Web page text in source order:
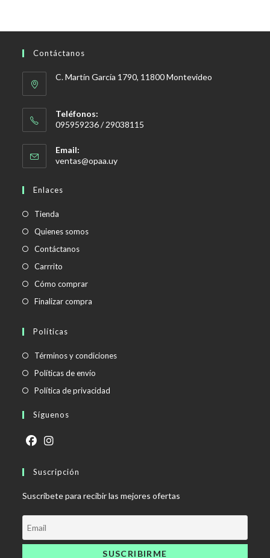
Contáctanos
C. Martín García 1790, 11800 Montevideo
Teléfonos:
095959236 / 29038115
Email:
ventas@opaa.uySe
Enlaces
Tienda
Quienes somos
Contáctanos
Carrrito
Cómo comprar
Finalizar compra
Políticas
Términos y condicionesSe
Políticas de envío
abre
Política de privacidad
Síguenos
abre
una
nueva
pestaña
abre
una
nueva
pestaña
Suscripción
Suscríbete para recibir las mejores ofertas